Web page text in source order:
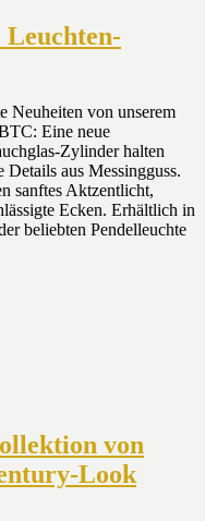
Neuheiten von unserem
Eine neue
Zylinder halten
aus Messingguss.
sanftes Aktzentlicht,
Ecken. Erhältlich in
beliebten Pendelleuchte
von
Look